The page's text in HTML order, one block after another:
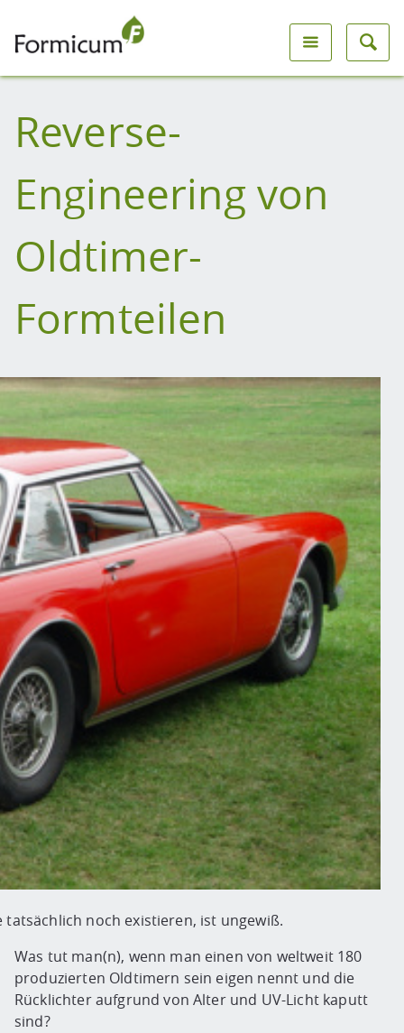
Reverse-
Engineering von
Oldtimer-
Formteilen
tatsächlich noch existieren, ist ungewiß.
Was tut man(n), wenn man einen von weltweit 180
produzierten Oldtimern sein eigen nennt und die
Rücklichter aufgrund von Alter und UV-Licht kaputt
sind?